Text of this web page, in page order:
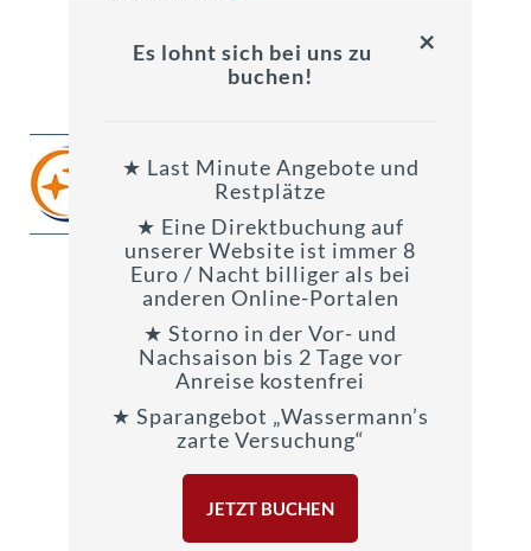
×
Es lohnt sich bei uns zu
buchen!
★ Last Minute Angebote und
Restplätze
★ Eine Direktbuchung auf
unserer Website ist immer 8
Euro / Nacht billiger als bei
anderen Online-Portalen
★ Storno in der Vor- und
Nachsaison bis 2 Tage vor
Anreise kostenfrei
★ Sparangebot „Wassermann’s
zarte Versuchung“
JETZT BUCHEN